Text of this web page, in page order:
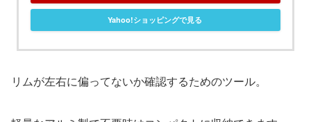
Yahoo!ショッピングで見る
リムが左右に偏ってないか確認するためのツール。